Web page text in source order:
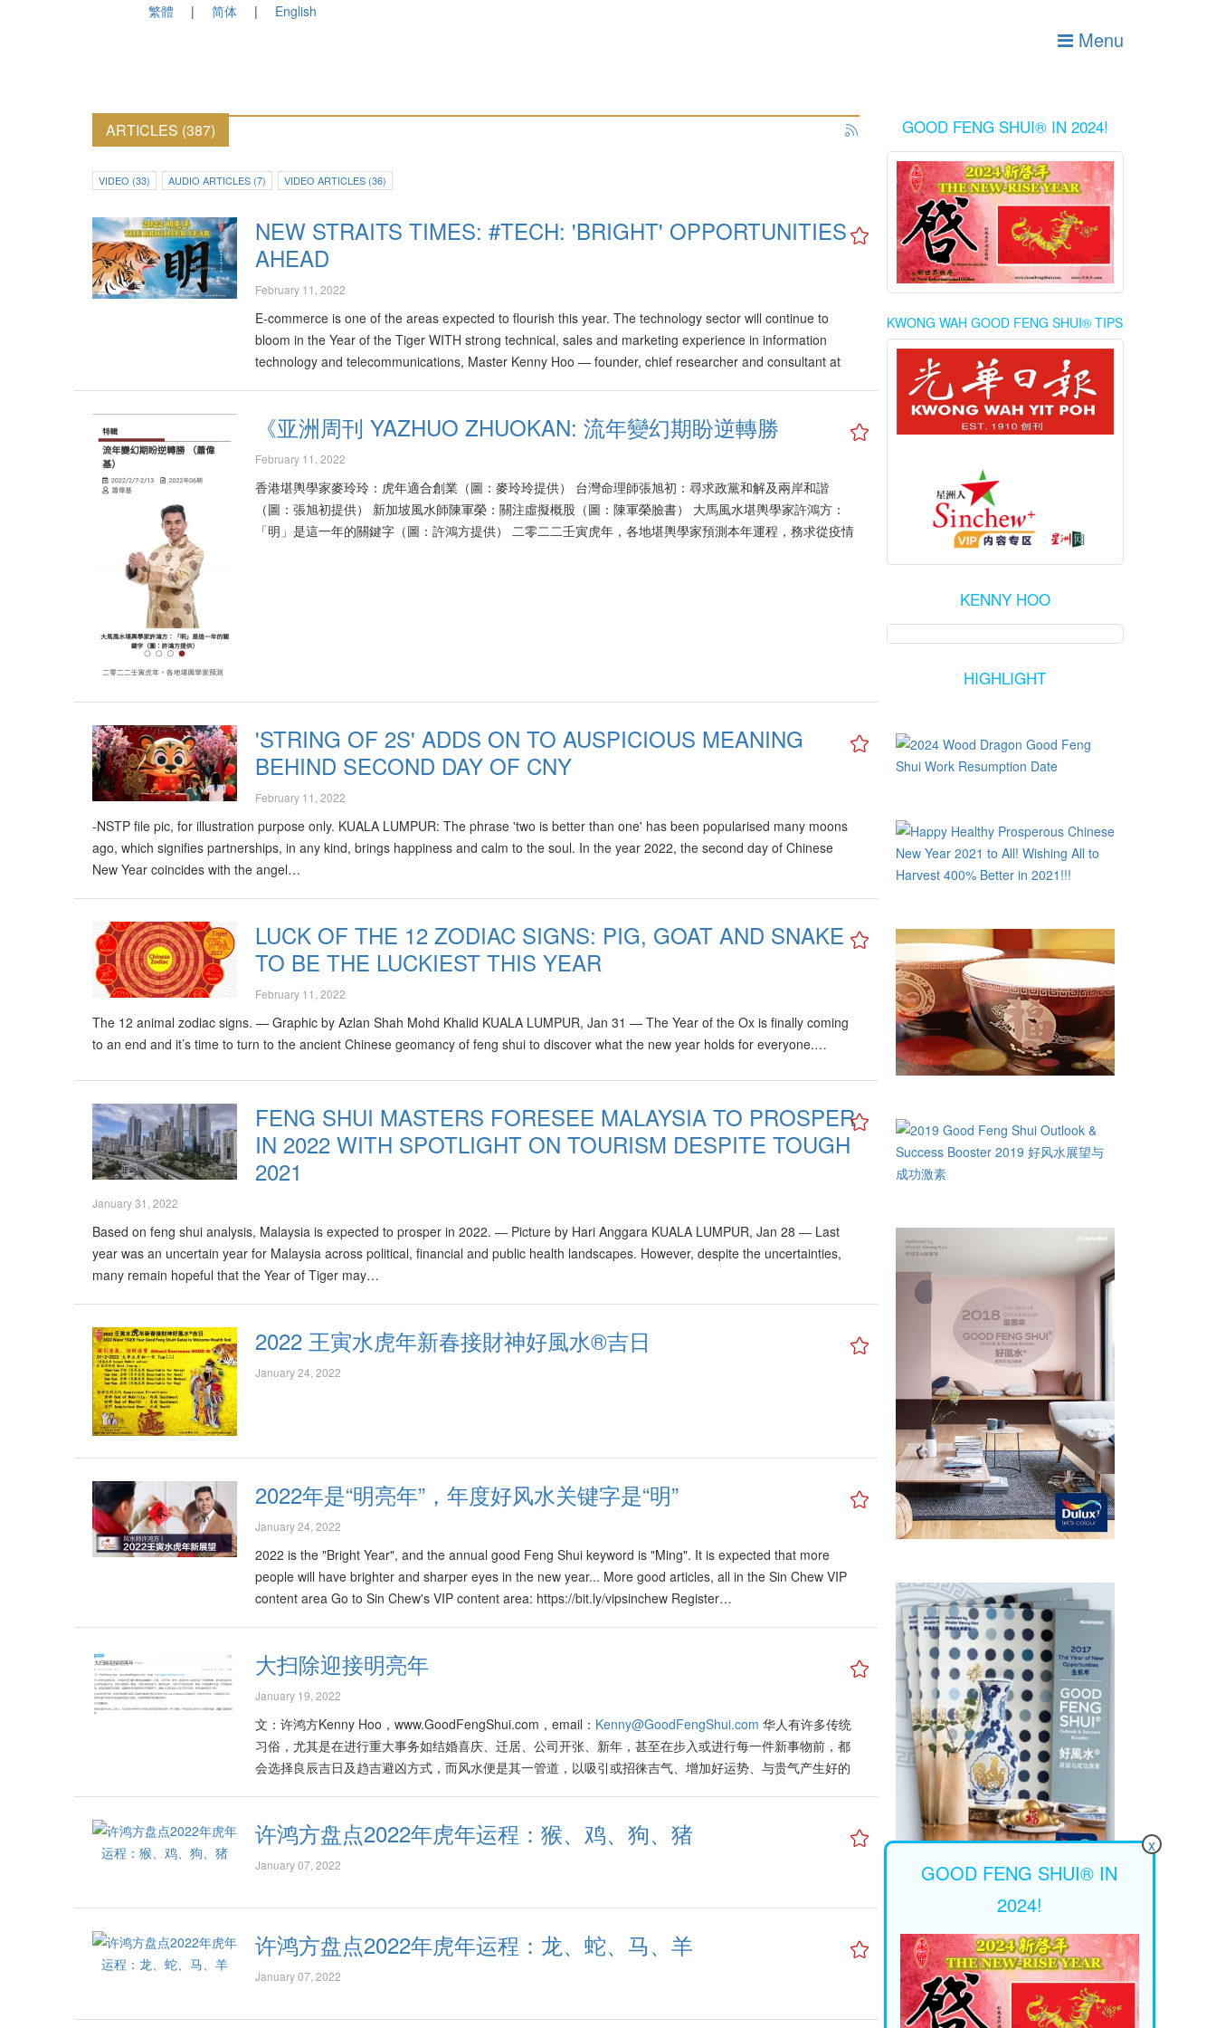
繁體 简体 English
Menu
ARTICLES (387)
VIDEO (33) AUDIO ARTICLES (7) VIDEO ARTICLES (36)
NEW STRAITS TIMES: #TECH: 'BRIGHT' OPPORTUNITIES
AHEAD
February 11, 2022
E-commerce is one of the areas expected to flourish this year. The technology sector will continue to
bloom in the Year of the Tiger WITH strong technical, sales and marketing experience in information
technology and telecommunications, Master Kenny Hoo — founder, chief researcher and consultant at
《亚洲周刊 YAZHUO ZHUOKAN: 流年變幻期盼逆轉勝
February 11, 2022
香港堪輿學家麥玲玲：虎年適合創業（圖：麥玲玲提供） 台灣命理師張旭初：尋求政黨和解及兩岸和諧
（圖：張旭初提供） 新加坡風水師陳軍榮：關注虛擬概股（圖：陳軍榮臉書） 大馬風水堪輿學家許鴻方：
「明」是這一年的關鍵字（圖：許鴻方提供） 二零二二壬寅虎年，各地堪輿學家預測本年運程，務求從疫情
似炒賣活躍、機會不斷，但實質卻是「外強中乾」，環球經濟並非真正有所改善，恐怕失業情況仍會加劇。
準備，積穀防饑為佳。 News Article: 流年變幻期盼逆轉勝.pdf Source: https://www.yzzk.com/article/details/
流年變幻期盼逆轉勝
'STRING OF 2S' ADDS ON TO AUSPICIOUS MEANING
BEHIND SECOND DAY OF CNY
February 11, 2022
-NSTP file pic, for illustration purpose only. KUALA LUMPUR: The phrase 'two is better than one' has been popularised many moons
ago, which signifies partnerships, in any kind, brings happiness and calm to the soul. In the year 2022, the second day of Chinese
New Year coincides with the angel…
LUCK OF THE 12 ZODIAC SIGNS: PIG, GOAT AND SNAKE
TO BE THE LUCKIEST THIS YEAR
February 11, 2022
The 12 animal zodiac signs. — Graphic by Azlan Shah Mohd Khalid KUALA LUMPUR, Jan 31 — The Year of the Ox is finally coming
to an end and it’s time to turn to the ancient Chinese geomancy of feng shui to discover what the new year holds for everyone.…
FENG SHUI MASTERS FORESEE MALAYSIA TO PROSPER
IN 2022 WITH SPOTLIGHT ON TOURISM DESPITE TOUGH
2021
January 31, 2022
Based on feng shui analysis, Malaysia is expected to prosper in 2022. ― Picture by Hari Anggara KUALA LUMPUR, Jan 28 ― Last
year was an uncertain year for Malaysia across political, financial and public health landscapes. However, despite the uncertainties,
many remain hopeful that the Year of Tiger may…
2022 王寅水虎年新春接財神好風水®吉日
January 24, 2022
2022年是“明亮年”，年度好风水关键字是“明”
January 24, 2022
2022 is the "Bright Year", and the annual good Feng Shui keyword is "Ming". It is expected that more
people will have brighter and sharper eyes in the new year... More good articles, all in the Sin Chew VIP
content area Go to Sin Chew's VIP content area: https://bit.ly/vipsinchew Register…
大扫除迎接明亮年
January 19, 2022
文：许鸿方Kenny Hoo，www.GoodFengShui.com，email： Kenny@GoodFengShui.com 华人有许多传统
习俗，尤其是在进行重大事务如结婚喜庆、迁居、公司开张、新年，甚至在步入或进行每一件新事物前，都
会选择良辰吉日及趋吉避凶方式，而风水便是其一管道，以吸引或招徕吉气、增加好运势、与贵气产生好的
推崇的“吸引力法则”(The Law of Attraction)风靡全球。其实中华文化，尤其是风水文化，是早在数千年前已
仍存有年少时期父母在农历新年前的一两个星期，约好全家总动员作大扫除的有趣、温馨又甜蜜的经验。 想
塑胶毛刷，用来扫掉天花板上的蜘蛛网以及黏在电灯与木板墙上的壁虎粪便。即使灰尘飞满屋，聪明的人必
定早已把沙发、碗橱等以旧报纸盖上。一些人更会把“祝君早安”的白色面巾包着口鼻，或者以较大的朔料袋
子套在头发上以减低灰尘的侵袭。 小时的我，曾经逞强以接上长木条的塑胶毛刷打扫天花板。那时觉得蛮重
许鸿方盘点2022年虎年运程：猴、鸡、狗、猪
January 07, 2022
许鸿方盘点2022年虎年运程：龙、蛇、马、羊
January 07, 2022
GOOD FENG SHUI® IN 2024!
KWONG WAH GOOD FENG SHUI® TIPS
KENNY HOO
HIGHLIGHT
x
GOOD FENG SHUI® IN
2024!